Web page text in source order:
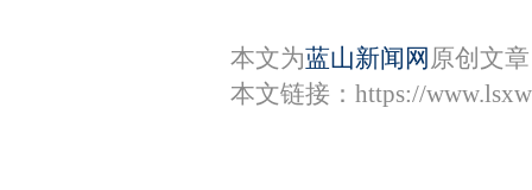
本文为蓝山新闻网 原创文
本文链接： https://